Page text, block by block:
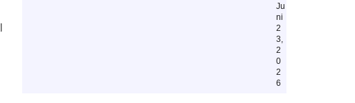
Ju
ni
2
3,
2
0
2
6